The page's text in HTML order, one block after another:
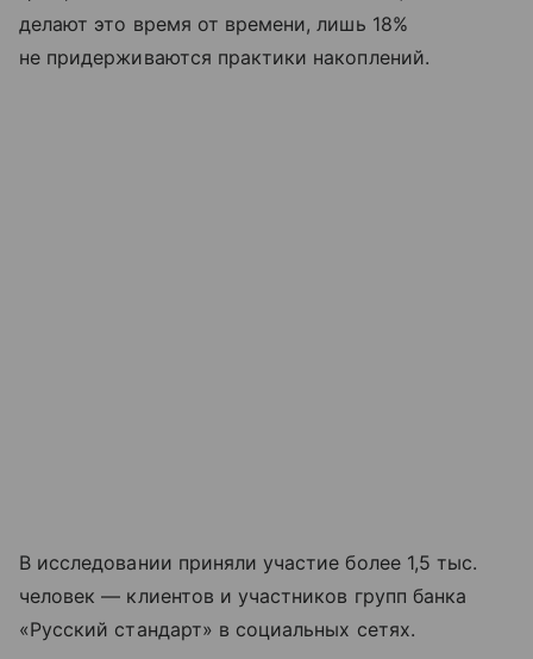
делают это время от времени, лишь 18%
не придерживаются практики накоплений.
В исследовании приняли участие более 1,5 тыс.
человек — клиентов и участников групп банка
«Русский стандарт» в социальных сетях.